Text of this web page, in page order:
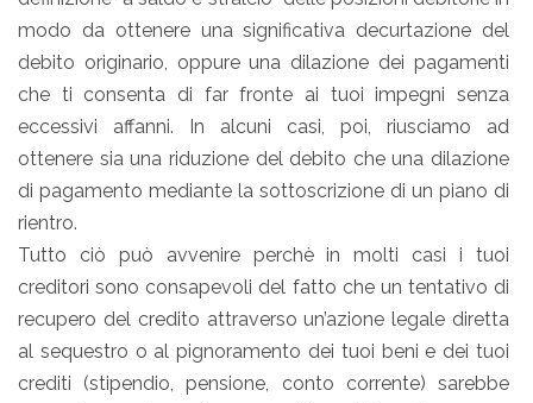
modo da ottenere una significativa decurtazione del
debito originario, oppure una dilazione dei pagamenti
che ti consenta di far fronte ai tuoi impegni senza
eccessivi affanni. In alcuni casi, poi, riusciamo ad
ottenere sia una riduzione del debito che una dilazione
di pagamento mediante la sottoscrizione di un piano di
rientro.
Tutto ciò può avvenire perchè in molti casi i tuoi
creditori sono consapevoli del fatto che un tentativo di
recupero del credito attraverso un’azione legale diretta
al sequestro o al pignoramento dei tuoi beni e dei tuoi
crediti (stipendio, pensione, conto corrente) sarebbe